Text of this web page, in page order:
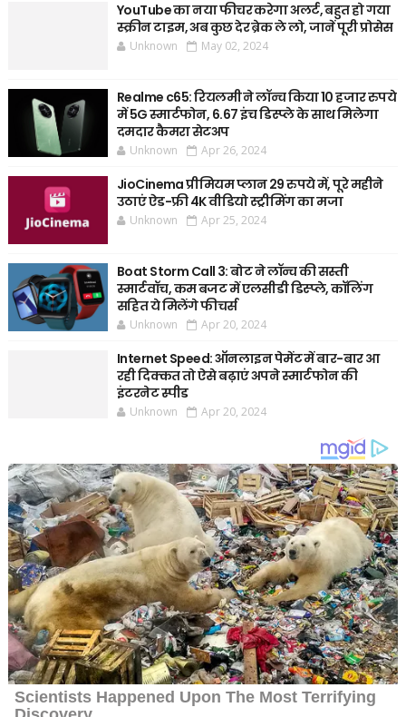
YouTube का नया फीचर करेगा अलर्ट, बहुत हो गया
स्क्रीन टाइम, अब कुछ देर ब्रेक ले लो, जानें पूरी प्रोसेस
Unknown May 02, 2024
Realme c65: रियलमी ने लॉन्च किया 10 हजार रुपये
में 5G स्मार्टफोन, 6.67 इंच डिस्प्ले के साथ मिलेगा
दमदार कैमरा सेटअप
Unknown Apr 26, 2024
JioCinema प्रीमियम प्लान 29 रुपये में, पूरे महीने
उठाएं ऐड-फ्री 4K वीडियो स्ट्रीमिंग का मजा
Unknown Apr 25, 2024
Boat Storm Call 3: बोट ने लॉन्च की सस्ती
स्मार्टवॉच, कम बजट में एलसीडी डिस्प्ले, कॉलिंग
सहित ये मिलेंगे फीचर्स
Unknown Apr 20, 2024
Internet Speed: ऑनलाइन पेमेंट में बार-बार आ
रही दिक्कत तो ऐसे बढ़ाएं अपने स्मार्टफोन की
इंटरनेट स्पीड
Unknown Apr 20, 2024